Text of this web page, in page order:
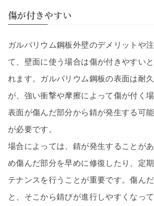
傷が付きやすい
ガルバリウム鋼板外壁のデメリットや
て、壁面に使う場合は傷が付きやすい
れます。ガルバリウム鋼板の表面は耐
が、強い衝撃や摩擦によって傷が付く場
表面が傷んだ部分から錆が発生する可
が必要です。
場合によっては、錆が発生することが
め傷んだ部分を早めに修復したり、定
テナンスを行うことが重要です。傷ん
と、そこから錆びが進行しやすくなって